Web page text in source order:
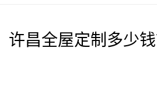
许昌全屋定制多少